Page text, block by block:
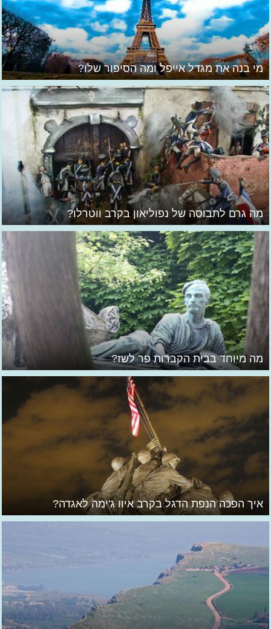
מי בנה את מגדל אייפל ומה הסיפור שלו?
מה גרם לתבוסה של נפוליאון בקרב ווטרלו?
מה מיוחד בבית הקברות פר לשז?
איך הפכה הנפת הדגל בקרב איוו ג'ימה לאגדה?